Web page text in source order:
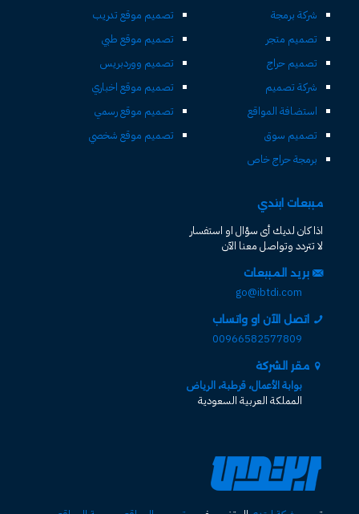
شركة برمجة
تصميم متجر
تصميم حراج
شركة تصميم
استضافة المواقع
تصميم سوق
برمجة حراج خاص
تصميم موقع تدريب
تصميم موقع طبي
تصميم ووردبريس
تصميم موقع اخباري
تصميم موقع رسمي
تصميم موقع شخصي
مبيعات ابتدي
اذا كان لديك أى سؤال او استفسار
لا تتردد وتواصل معنا الآن
بريد المبيعات
go@ibtdi.com
اتصل الآن او واتساب
00966582577809
مقر الشركة
بوابة الأعمال، قرطبة، الرياض
المملكة العربية السعودية